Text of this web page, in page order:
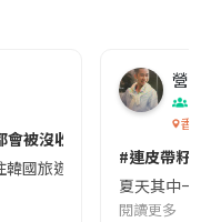
被沒收😱出發前切記檢查
韓國旅遊的民眾，近期要
營養
香港
#連皮帶籽
夏天其中一
閱讀更多